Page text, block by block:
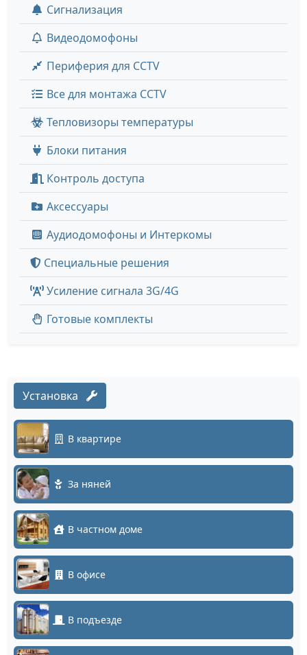
Сигнализация
Видеодомофоны
Периферия для CCTV
Все для монтажа CCTV
Тепловизоры температуры
Блоки питания
Контроль доступа
Аксессуары
Аудиодомофоны и Интеркомы
Специальные решения
Усиление сигнала 3G/4G
Готовые комплекты
Установка
В квартире
За няней
В частном доме
В офисе
В подъезде